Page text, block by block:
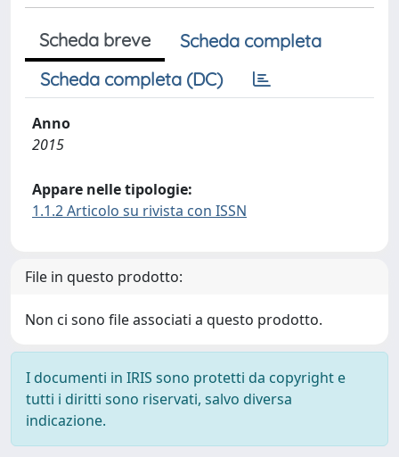
Scheda breve
Scheda completa
Scheda completa (DC)
Anno
2015
Appare nelle tipologie:
1.1.2 Articolo su rivista con ISSN
File in questo prodotto:
Non ci sono file associati a questo prodotto.
I documenti in IRIS sono protetti da copyright e
tutti i diritti sono riservati, salvo diversa
indicazione.